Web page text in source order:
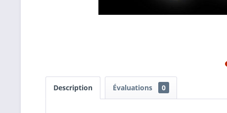
Description Évaluations 0